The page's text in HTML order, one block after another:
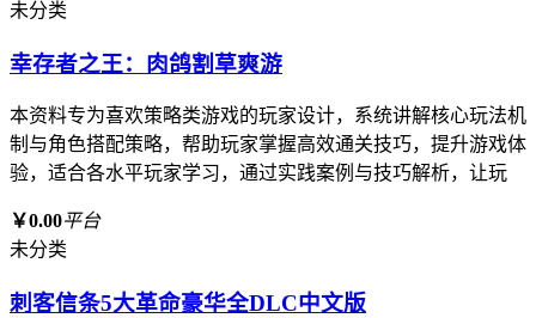
未分类
幸存者之王：肉鸽割草爽游
本资料专为喜欢策略类游戏的玩家设计，系统讲解核心玩法机
制与角色搭配策略，帮助玩家掌握高效通关技巧，提升游戏体
验，适合各水平玩家学习，通过实践案例与技巧解析，让玩
￥0.00平台
未分类
刺客信条5大革命豪华全DLC中文版